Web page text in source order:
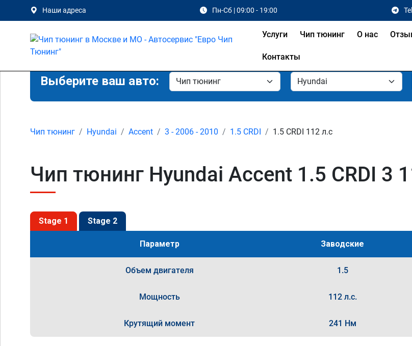
Наши адреса Пн-Сб | 09:00 - 19:00
Услуги Чип тюнинг О нас
Контакты
Выберите ваш авто:
Чип тюнинг Hyundai Accent 3 - 2006 - 2010 1.5 CRDI 1.5 CRDI 112 л.с
Чип тюнинг Hyundai Accent 1.5 CRDI 3
Stage 1 Stage 2
Параметр Заводские
Объем двигателя 1.5
Мощность 112 л.с.
Крутящий момент 241 Нм